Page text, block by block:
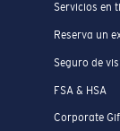
Servicios en
Reserva un
Seguro de
FSA & HSA
Corporate